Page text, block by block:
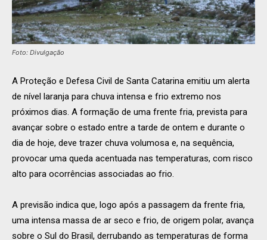
Foto: Divulgação
A Proteção e Defesa Civil de Santa Catarina emitiu um alerta
de nível laranja para chuva intensa e frio extremo nos
próximos dias. A formação de uma frente fria, prevista para
avançar sobre o estado entre a tarde de ontem e durante o
dia de hoje, deve trazer chuva volumosa e, na sequência,
provocar uma queda acentuada nas temperaturas, com risco
alto para ocorrências associadas ao frio.
A previsão indica que, logo após a passagem da frente fria,
uma intensa massa de ar seco e frio, de origem polar, avança
sobre o Sul do Brasil, derrubando as temperaturas de forma